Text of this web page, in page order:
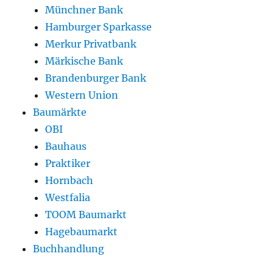
Münchner Bank
Hamburger Sparkasse
Merkur Privatbank
Märkische Bank
Brandenburger Bank
Western Union
Baumärkte
OBI
Bauhaus
Praktiker
Hornbach
Westfalia
TOOM Baumarkt
Hagebaumarkt
Buchhandlung